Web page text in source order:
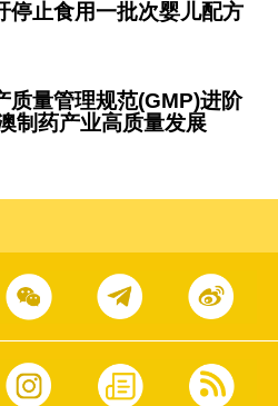
停止食用一批次婴儿配方
质量管理规范(GMP)进阶
制药产业高质量发展